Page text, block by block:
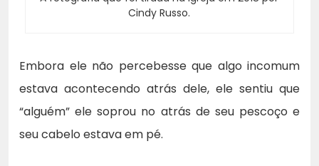
Cindy Russo.
Embora ele não percebesse que algo incomum
estava acontecendo atrás dele, ele sentiu que
“alguém” ele soprou no atrás de seu pescoço e
seu cabelo estava em pé.